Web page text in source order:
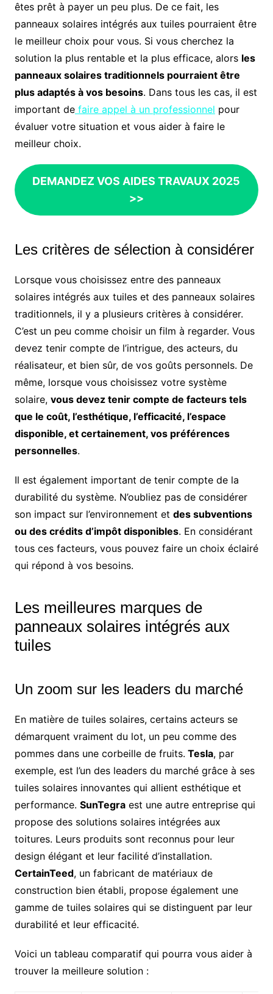
êtes prêt à payer un peu plus. De ce fait, les
panneaux solaires intégrés aux tuiles pourraient être
le meilleur choix pour vous. Si vous cherchez la
solution la plus rentable et la plus efficace, alors les
panneaux solaires traditionnels pourraient être
plus adaptés à vos besoins. Dans tous les cas, il est
important defaire appel à un professionnel pour
évaluer votre situation et vous aider à faire le
meilleur choix.
DEMANDEZ VOS AIDES TRAVAUX 2025
>>
Les critères de sélection à considérer
Lorsque vous choisissez entre des panneaux
solaires intégrés aux tuiles et des panneaux solaires
traditionnels, il y a plusieurs critères à considérer.
C’est un peu comme choisir un film à regarder. Vous
devez tenir compte de l’intrigue, des acteurs, du
réalisateur, et bien sûr, de vos goûts personnels. De
même, lorsque vous choisissez votre système
solaire, vous devez tenir compte de facteurs tels
que le coût, l’esthétique, l’efficacité, l’espace
disponible, et certainement, vos préférences
personnelles.
Il est également important de tenir compte de la
durabilité du système. N’oubliez pas de considérer
son impact sur l’environnement et des subventions
ou des crédits d’impôt disponibles. En considérant
tous ces facteurs, vous pouvez faire un choix éclairé
qui répond à vos besoins.
Les meilleures marques de
panneaux solaires intégrés aux
tuiles
Un zoom sur les leaders du marché
En matière de tuiles solaires, certains acteurs se
démarquent vraiment du lot, un peu comme des
pommes dans une corbeille de fruits. Tesla, par
exemple, est l’un des leaders du marché grâce à ses
tuiles solaires innovantes qui allient esthétique et
performance. SunTegraest une autre entreprise qui
propose des solutions solaires intégrées aux
toitures. Leurs produits sont reconnus pour leur
design élégant et leur facilité d’installation.
CertainTeed, un fabricant de matériaux de
construction bien établi, propose également une
gamme de tuiles solaires qui se distinguent par leur
durabilité et leur efficacité.
Voici un tableau comparatif qui pourra vous aider à
trouver la meilleure solution :